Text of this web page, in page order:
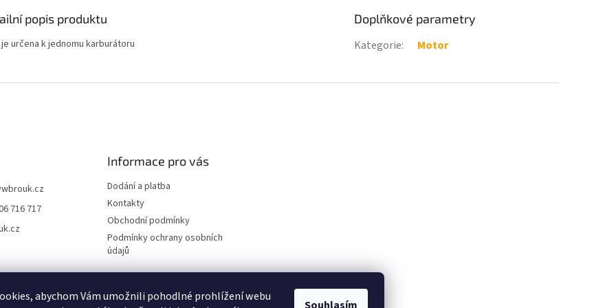
abychom Vám umožnili pohodlné prohlížení webu
popis produktu
určena k jednomu karburátoru
Doplňkové parametry
Kategorie: Motor
716 717
Informace pro vás
Dodání a platba
Kontakty
Obchodní podmínky
Podmínky ochrany osobních
údajů